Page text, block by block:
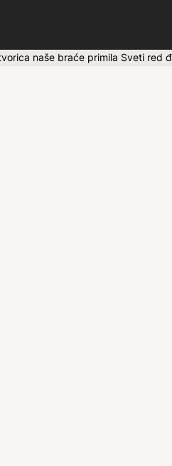
naše braće primila Sveti red